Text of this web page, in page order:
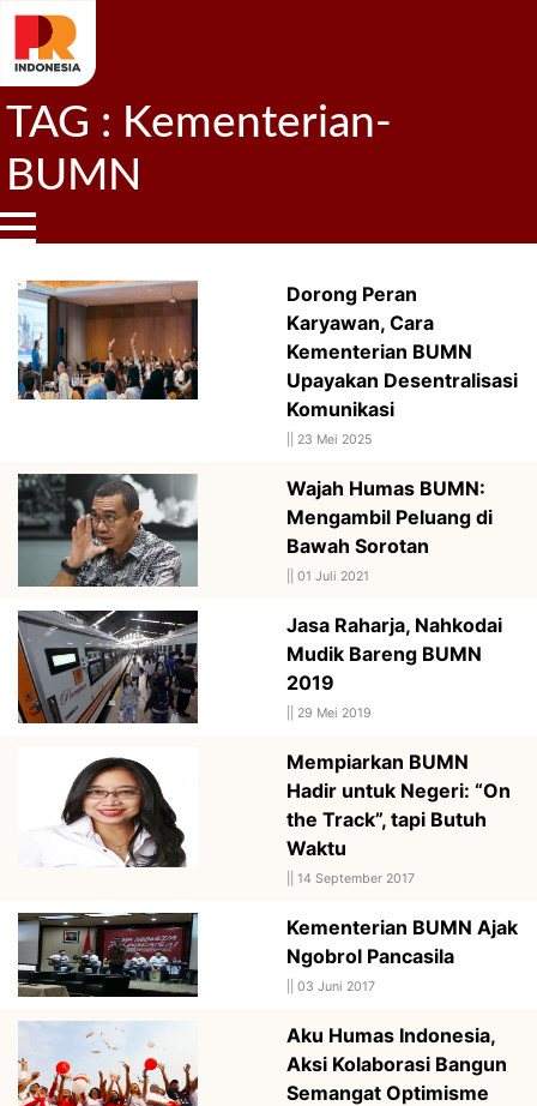
TAG : Kementerian-
BUMN
Dorong Peran
Karyawan, Cara
Kementerian BUMN
Upayakan Desentralisasi
Komunikasi
23 Mei 2025
Wajah Humas BUMN:
Mengambil Peluang di
Bawah Sorotan
01 Juli 2021
Jasa Raharja, Nahkodai
Mudik Bareng BUMN
2019
29 Mei 2019
Mempiarkan BUMN
Hadir untuk Negeri: “On
the Track”, tapi Butuh
Waktu
14 September 2017
Kementerian BUMN Ajak
Ngobrol Pancasila
03 Juni 2017
Aku Humas Indonesia,
Aksi Kolaborasi Bangun
Semangat Optimisme